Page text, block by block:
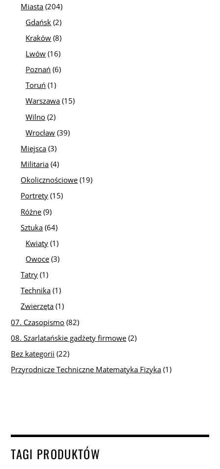
Miasta (204)
Gdańsk (2)
Kraków (8)
Lwów (16)
Poznań (6)
Toruń (1)
Warszawa (15)
Wilno (2)
Wrocław (39)
Miejsca (3)
Militaria (4)
Okolicznościowe (19)
Portrety (15)
Różne (9)
Sztuka (64)
Kwiaty (1)
Owoce (3)
Tatry (1)
Technika (1)
Zwierzęta (1)
07. Czasopismo (82)
08. Szarlatańskie gadżety firmowe (2)
Bez kategorii (22)
Przyrodnicze Techniczne Matematyka Fizyka (1)
TAGI PRODUKTÓW